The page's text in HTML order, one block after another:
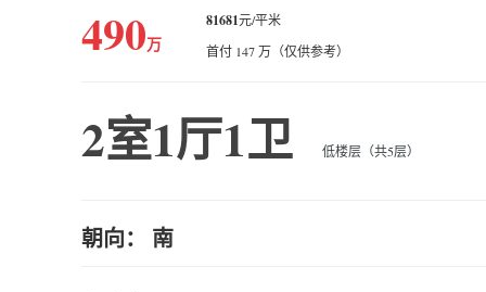
490万
81681元/平米
首付 147 万（仅供参考）
2室1厅1卫 低楼层（共5层）
朝向： 南